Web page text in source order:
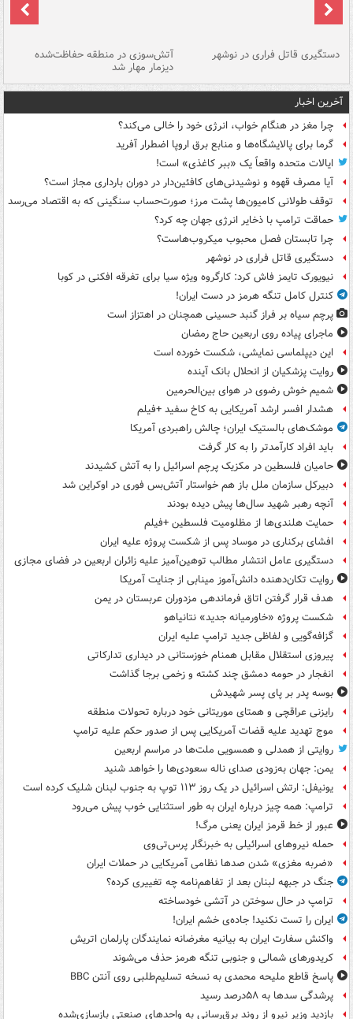
دستگیری قاتل فراری در نوشهر آتش‌سوزی در منطقه حفاظت‌شده
دیزمار مهار شد
آخرین اخبار
چرا مغز در هنگام خواب، انرژی خود را خالی می‌کند؟
گرما برای پالایشگاه‌ها و منابع برق اروپا اضطرار آفرید
ایالات متحده واقعاً یک «ببر کاغذی» است!
آیا مصرف قهوه و نوشیدنی‌های کافئین‌دار در دوران بارداری مجاز است؟
توقف طولانی کامیون‌ها پشت مرز؛ صورت‌حساب سنگینی که به اقتصاد می‌رسد
حماقت ترامپ با ذخایر انرژی جهان چه کرد؟
چرا تابستان فصل محبوب میکروب‌هاست؟
دستگیری قاتل فراری در نوشهر
نیویورک تایمز فاش کرد: کارگروه ویژه سیا برای تفرقه افکنی در کوبا
کنترل کامل تنگه هرمز در دست ایران!
پرچم سیاه بر فراز گنبد حسینی همچنان در اهتزاز است
ماجرای پیاده روی اربعین حاج رمضان
این دیپلماسی نمایشی، شکست خورده است
روایت پزشکیان از انحلال بانک آینده
شمیم خوش رضوی در هوای بین‌الحرمین
هشدار افسر ارشد آمریکایی به کاخ سفید +فیلم
موشک‌های بالستیک ایران؛ چالش راهبردی آمریکا
باید افراد کارآمدتر را به کار گرفت
حامیان فلسطین در مکزیک پرچم اسرائیل را به آتش کشیدند
دبیرکل سازمان ملل باز هم خواستار آتش‌بس فوری در اوکراین شد
آنچه رهبر شهید سال‌ها پیش دیده بودند
حمایت هلندی‌ها از مظلومیت فلسطین +فیلم
افشای برکناری در موساد پس از شکست پروژه علیه ایران
دستگیری عامل انتشار مطالب توهین‌آمیز علیه زائران اربعین در فضای مجازی
روایت تکان‌دهنده دانش‌آموز مینابی از جنایت آمریکا
هدف قرار گرفتن اتاق‌ فرماندهی مزدوران عربستان در یمن
شکست پروژه «خاورمیانه جدید» نتانیاهو
گزافه‌گویی و لفاظی جدید ترامپ علیه ایران
پیروزی استقلال مقابل همنام خوزستانی در دیداری تدارکاتی
انفجار در حومه دمشق چند کشته و زخمی برجا گذاشت
بوسه‌ پدر بر پای پسر شهیدش
رایزنی عراقچی و همتای موریتانی خود درباره تحولات منطقه
موج تهدید علیه قضات آمریکایی پس از صدور حکم علیه ترامپ
روایتی از همدلی و همسویی ملت‌ها در مراسم اربعین
یمن: جهان به‌زودی صدای ناله سعودی‌ها را خواهد شنید
یونیفل: ارتش اسرائیل در یک روز ۱۱۳ توپ به جنوب لبنان شلیک کرده است
ترامپ: همه چیز درباره ایران به طور استثنایی خوب پیش می‌رود
عبور از خط قرمز ایران یعنی مرگ!
حمله نیروهای اسرائیلی به خبرنگار پرس‌تی‌وی
«ضربه مغزی» شدن صدها نظامی آمریکایی در حملات ایران
جنگ در جبهه لبنان بعد از تفاهم‌نامه چه تغییری کرده؟
ترامپ در حال سوختن در آتشی خودساخته
ایران را تست نکنید! جاده‌ی خشم ایران!
واکنش سفارت ایران به بیانیه مغرضانه نمایندگان پارلمان اتریش
کریدورهای شمالی و جنوبی تنگه هرمز حذف می‌شوند
پاسخ قاطع ملیحه محمدی به نسخه تسلیم‌طلبی روی آنتن BBC
پرشدگی سدها به ۵۸درصد رسید
بازدید وزیر نیرو از روند برق‌رسانی به واحدهای صنعتی بازسازی‌شده